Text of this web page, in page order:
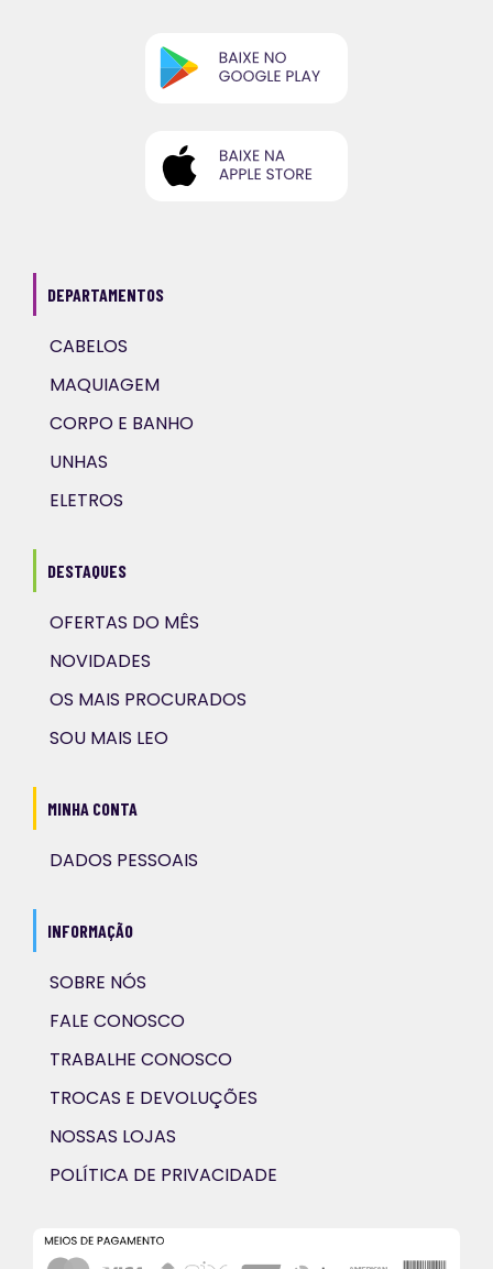
DEPARTAMENTOS
CABELOS
MAQUIAGEM
CORPO E BANHO
UNHAS
ELETROS
DESTAQUES
OFERTAS DO MÊS
NOVIDADES
OS MAIS PROCURADOS
SOU MAIS LEO
MINHA CONTA
DADOS PESSOAIS
INFORMAÇÃO
SOBRE NÓS
FALE CONOSCO
TRABALHE CONOSCO
TROCAS E DEVOLUÇÕES
NOSSAS LOJAS
POLÍTICA DE PRIVACIDADE